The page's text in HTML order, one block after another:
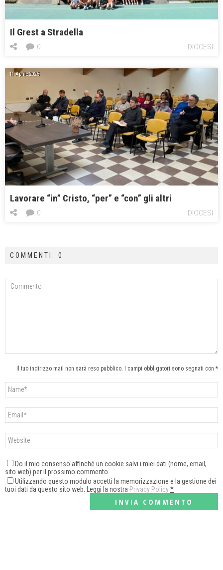
Il Grest a Stradella
DIOCESI
0
11 Aprile 2025
Lavorare “in” Cristo, “per” e “con” gli altri
DIOCESI
0
COMMENTI: 0
Il tuo indirizzo mail non sarà reso pubblico. I campi obbligatori sono segnati con *
Do il mio consenso affinché un cookie salvi i miei dati (nome, email,
sito web) per il prossimo commento.
Utilizzando questo modulo accetti la memorizzazione e la gestione dei
tuoi dati da questo sito web. Leggi la nostra Privacy Policy*